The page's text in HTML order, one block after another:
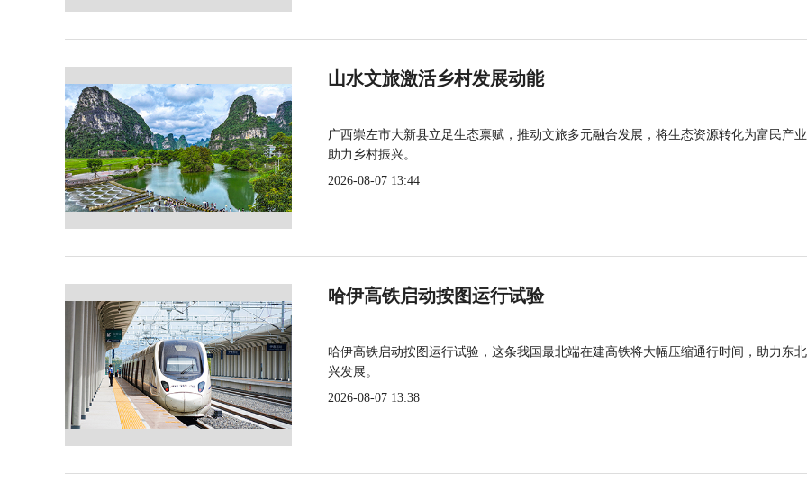
山水文旅激活乡村发展动能
广西崇左市大新县立足生态禀赋，推动文旅多元融合发展，将生态资源转化为富民产
助力乡村振兴。
2026-08-07 13:44
哈伊高铁启动按图运行试验
哈伊高铁启动按图运行试验，这条我国最北端在建高铁将大幅压缩通行时间，助力东
兴发展。
2026-08-07 13:38